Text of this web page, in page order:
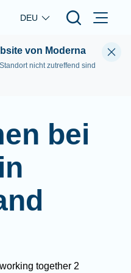
Skip to main content
DEU
von Moderna
nicht zutreffend sind
bei